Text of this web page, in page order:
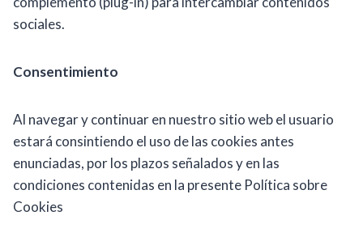
sociales.
Consentimiento
Al navegar y continuar en nuestro sitio web el usuario
estará consintiendo el uso de las cookies antes
enunciadas, por los plazos señalados y en las
condiciones contenidas en la presente Política sobre
Cookies